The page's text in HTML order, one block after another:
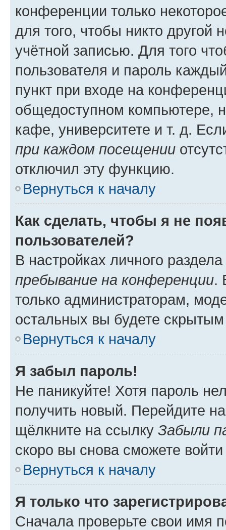
конференции только
для того, чтобы никто другой
учётной записью. Для того
пользователя и пароль
пункт при входе на
общедоступном компьютере,
кафе, университете и т. д.
при каждом посещении
отключил эту функцию.
Вернуться к началу
Как сделать, чтобы я не
пользователей?
В настройках личного
пребывание на конференции.
только администраторам,
остальных вы будете
Вернуться к началу
Я забыл пароль!
Не паникуйте! Хотя пароль
получить новый. Перейдите
щёлкните на ссылку Забыли
скоро вы снова сможете
Вернуться к началу
Я только что
Сначала проверьте свои имя